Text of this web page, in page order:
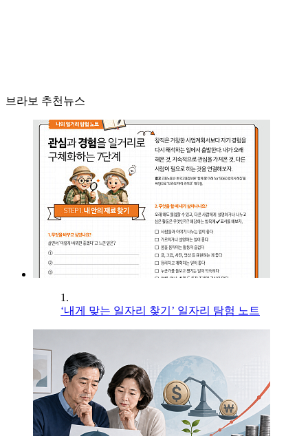
브라보 추천뉴스
1.
‘내게 맞는 일자리 찾기’ 일자리 탐험 노트